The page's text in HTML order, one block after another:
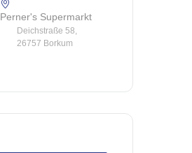
Perner's Supermarkt
Deichstraße 58,
26757 Borkum